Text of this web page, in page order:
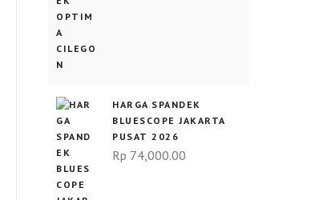
HARGA SPANDEK
BLUESCOPE JAKARTA
PUSAT 2026
Rp 74,000.00